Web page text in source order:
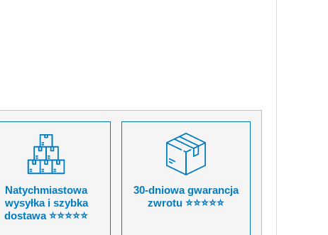
Natychmiastowa
wysyłka i szybka
dostawa ⭐⭐⭐⭐⭐
30-dniowa gwarancja
zwrotu ⭐⭐⭐⭐⭐